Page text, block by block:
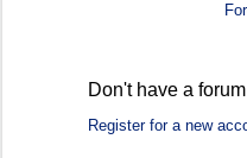
Don't have a
Register for a new